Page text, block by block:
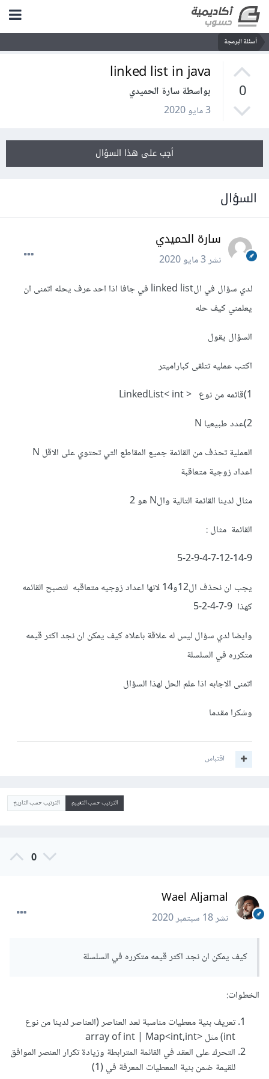
أسئلة البرمجة
0
linked list in java
بواسطة سارة الحميدي
3 مايو 2020
أجب على هذا السؤال
السؤال
سارة الحميدي
نشر3 مايو 2020
لدي سؤال في الlinked list في جافا اذا احد عرف يحله اتمنى ان
يعلمني كيف حله
السؤال يقول
اكتب عمليه تتلقى كباراميتر
1)قائمه من نوع < LinkedList< int
2)عدد طبيعيا N
العملية تحذف من القائمة جميع المقاطع التي تحتوي على الاقل N
اعداد زوجية متعاقبة
مثال لدينا القائمة التالية والN هو 2
القائمة مثال :
5-2-9-4-7-12-14-9
يجب ان نحذف ال12و14 لانها اعداد زوجيه متعاقبه لتصبح القائمه
كهذا 9-7-4-2-5
وايضا لدي سؤال ليس له علاقة باعلاه كيف يمكن ان نجد اكثر قيمه
متكرره في السلسلة
اتمنى الاجابه اذا علم الحل لهذا السؤال
وشكرا مقدما
اقتباس
الترتيب حسب التقييم الترتيب حسب التاريخ
0
Wael Aljamal
نشر18 سبتمبر 2020
كيف يمكن ان نجد اكثر قيمه متكرره في السلسلة
الخطوات:
تعريف بنية معطيات مناسبة لعد العناصر (العناصر لدينا من نوع
int) مثل <array of int | Map<int,int
التحرك على العقد في القائمة المترابطة وزيادة تكرار العنصر الموافق
للقيمة ضمن بنية المعطيات المعرفة في (1)